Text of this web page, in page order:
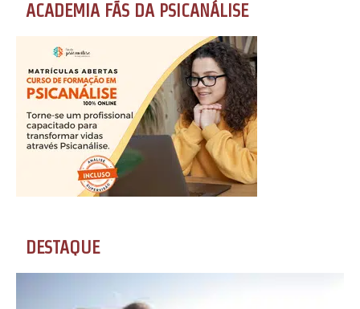
ACADEMIA FÃS DA PSICANÁLISE
DESTAQUE